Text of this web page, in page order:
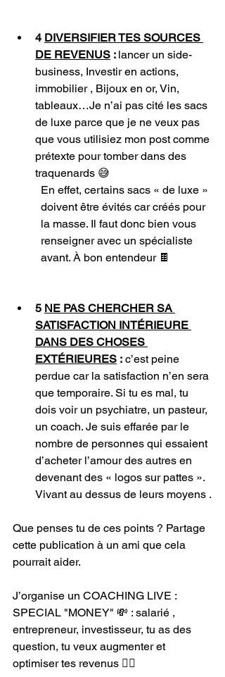
4 DIVERSIFIER TES SOURCES
DE REVENUS : lancer un side-
business, Investir en actions,
immobilier , Bijoux en or, Vin,
tableaux…Je n’ai pas cité les sacs
de luxe parce que je ne veux pas
que vous utilisiez mon post comme
prétexte pour tomber dans des
traquenards 😅
En effet, certains sacs « de luxe »
doivent être évités car créés pour
la masse. Il faut donc bien vous
renseigner avec un spécialiste
avant. À bon entendeur 🍫
5 NE PAS CHERCHER SA
SATISFACTION INTÉRIEURE
DANS DES CHOSES
EXTÉRIEURES : c’est peine
perdue car la satisfaction n’en sera
que temporaire. Si tu es mal, tu
dois voir un psychiatre, un pasteur,
un coach. Je suis effarée par le
nombre de personnes qui essaient
d’acheter l’amour des autres en
devenant des « logos sur pattes ».
Vivant au dessus de leurs moyens .
Que penses tu de ces points ? Partage
cette publication à un ami que cela
pourrait aider.
J’organise un COACHING LIVE :
SPECIAL "MONEY" 💸 : salarié ,
entrepreneur, investisseur, tu as des
question, tu veux augmenter et
optimiser tes revenus 👇🏾